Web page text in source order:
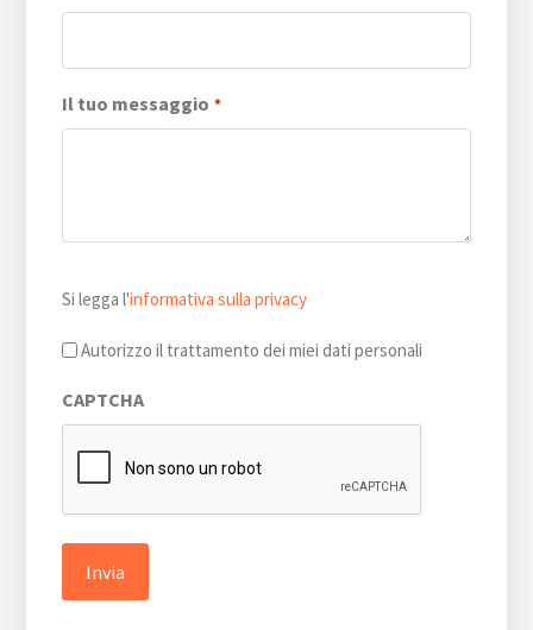
Il tuo messaggio *
legga
l'informativa
privacy
Si legga l'informativa sulla privacy
Autorizzo il trattamento dei miei dati personali
CAPTCHA